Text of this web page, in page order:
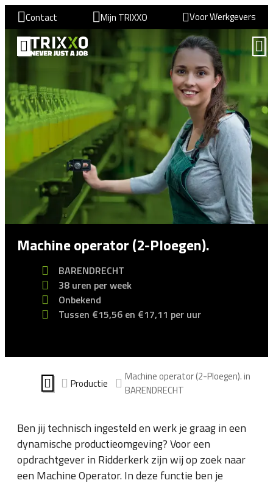
Contact Mijn TRIXXO Voor Werkgevers
Machine operator (2-Ploegen).
BARENDRECHT
38 uren per week
Onbekend
Tussen €15,56 en €17,11 per uur
Productie
Machine operator (2-Ploegen). in
BARENDRECHT
Ben jij technisch ingesteld en werk je graag in een
dynamische productieomgeving? Voor een
opdrachtgever in Ridderkerk zijn wij op zoek naar
een Machine Operator. In deze functie ben je